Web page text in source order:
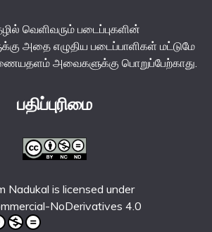
வெளிவரும் படைப்புகளின்
அதை எழுதிய படைப்பாளிகள் மட்டுமே
அவைகளுக்கு பொறுப்பேற்காது.
பதிப்புரிமை
Nadukal is licensed under
NoDerivatives 4.0